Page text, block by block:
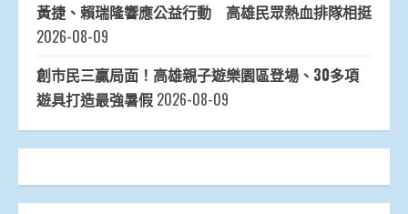
黃捷、賴瑞隆響應公益行動 高雄民眾熱血排隊相挺
2026-08-09
創市民三贏局面！高雄親子遊樂園區登場、30多項
遊具打造最強暑假 2026-08-09